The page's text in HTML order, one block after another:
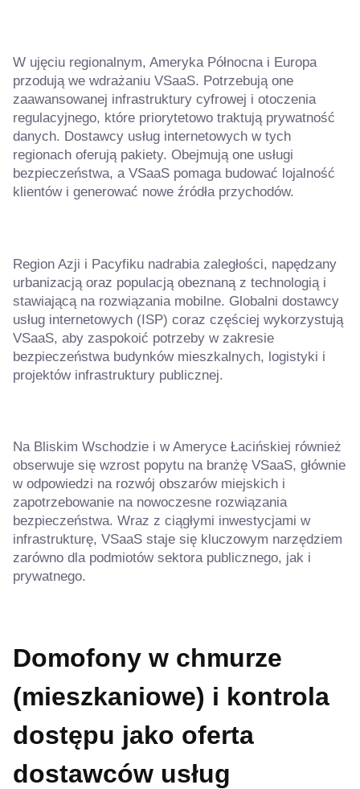
W ujęciu regionalnym, Ameryka Północna i Europa
przodują we wdrażaniu VSaaS. Potrzebują one
zaawansowanej infrastruktury cyfrowej i otoczenia
regulacyjnego, które priorytetowo traktują prywatność
danych. Dostawcy usług internetowych w tych
regionach oferują pakiety. Obejmują one usługi
bezpieczeństwa, a VSaaS pomaga budować lojalność
klientów i generować nowe źródła przychodów.
Region Azji i Pacyfiku nadrabia zaległości, napędzany
urbanizacją oraz populacją obeznaną z technologią i
stawiającą na rozwiązania mobilne. Globalni dostawcy
usług internetowych (ISP) coraz częściej wykorzystują
VSaaS, aby zaspokoić potrzeby w zakresie
bezpieczeństwa budynków mieszkalnych, logistyki i
projektów infrastruktury publicznej.
Na Bliskim Wschodzie i w Ameryce Łacińskiej również
obserwuje się wzrost popytu na branżę VSaaS, głównie
w odpowiedzi na rozwój obszarów miejskich i
zapotrzebowanie na nowoczesne rozwiązania
bezpieczeństwa. Wraz z ciągłymi inwestycjami w
infrastrukturę, VSaaS staje się kluczowym narzędziem
zarówno dla podmiotów sektora publicznego, jak i
prywatnego.
Domofony w chmurze
(mieszkaniowe) i kontrola
dostępu jako oferta
dostawców usług